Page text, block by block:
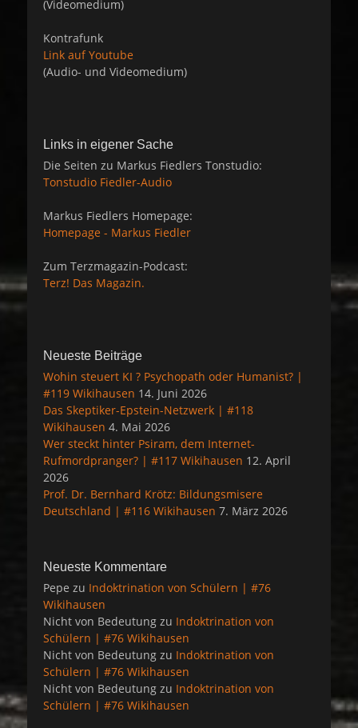
(Videomedium)
Kontrafunk
Link auf Youtube
(Audio- und Videomedium)
Links in eigener Sache
Die Seiten zu Markus Fiedlers Tonstudio:
Tonstudio Fiedler-Audio
Markus Fiedlers Homepage:
Homepage - Markus Fiedler
Zum Terzmagazin-Podcast:
Terz! Das Magazin.
Neueste Beiträge
Wohin steuert KI ? Psychopath oder Humanist? |
#119 Wikihausen 14. Juni 2026
Das Skeptiker-Epstein-Netzwerk | #118
Wikihausen 4. Mai 2026
Wer steckt hinter Psiram, dem Internet-
Rufmordpranger? | #117 Wikihausen 12. April
2026
Prof. Dr. Bernhard Krötz: Bildungsmisere
Deutschland | #116 Wikihausen 7. März 2026
Neueste Kommentare
Pepe zu Indoktrination von Schülern | #76
Wikihausen
Nicht von Bedeutung zu Indoktrination von
Schülern | #76 Wikihausen
Nicht von Bedeutung zu Indoktrination von
Schülern | #76 Wikihausen
Nicht von Bedeutung zu Indoktrination von
Schülern | #76 Wikihausen